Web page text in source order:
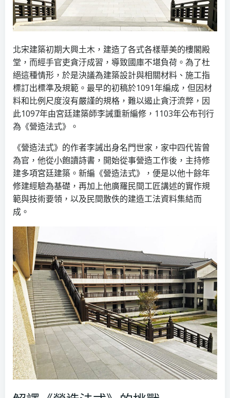
北宋建築初期大興土木，建造了各式各樣華美的樓閣殿
堂，而經手官吏貪汙成習，導致國庫不堪負荷。為了杜
絕這種情形，於是決議為建築設計與相關材料、施工指
標訂出標準及規範。最早的初稿於1091年編成，但因材
料和比例尺度沒有嚴謹的規格，難以遏止貪汙流弊，因
此1097年由宮廷建築師李誡重新編修，1103年公布刊行
為《營造法式》。
《營造法式》的作者李誡出身名門世家，家中四代皆曾
為官，他從小飽讀詩書，開始從事營造工作後，主持修
建多項宮廷建築。新編《營造法式》，便是以他十餘年
修建經驗為基礎，再加上他廣羅民間工匠講述的實作規
範與技術要領，以及民間散佚的建造工法資料集結而
成。